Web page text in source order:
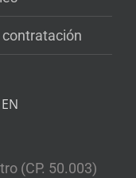
(CP. 50.003)